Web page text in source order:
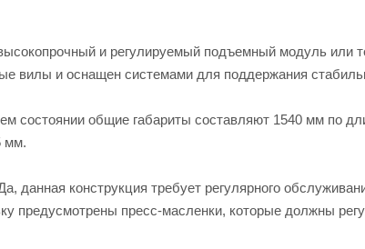
и регулируемый подъемный модуль или
вилы и оснащен системами для поддержания
состоянии общие габариты составляют 1540 мм по
мм.
данная конструкция требует регулярного
предусмотрены пресс-масленки, которые должны